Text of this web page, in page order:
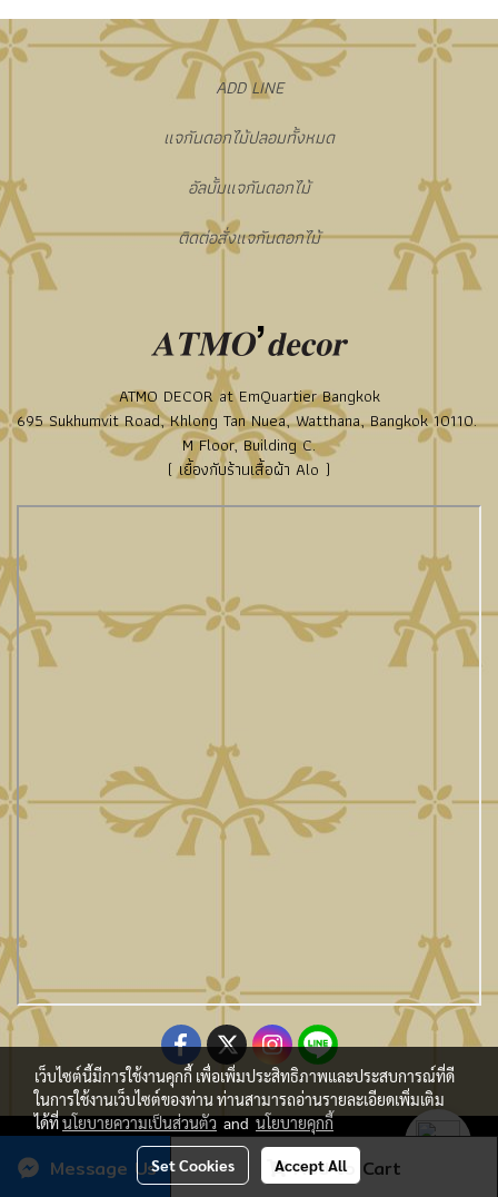
Add to Cart
Message Us
​ADD LINE
แจกันดอกไม้ปลอมทั้งหมด
อัลบั้มแจกันดอกไม้
ติดต่อสั่งแจกันดอกไม้
ATMO DECOR at EmQuartier Bangkok
695 Sukhumvit Road, Khlong Tan Nuea, Watthana, Bangkok 10110.
M Floor, Building C.
( เยื้องกับร้านเสื้อผ้า Alo )
Copy Right By Atmo Decor Co., Ltd. atmo@seveninnotech.com
Today's visitor
274
เว็บไซต์นี้มีการใช้งานคุกกี้ เพื่อเพิ่มประสิทธิภาพและประสบการณ์ที่ดี
ในการใช้งานเว็บไซต์ของท่าน ท่านสามารถอ่านรายละเอียดเพิ่มเติม
ได้ที่นโยบายความเป็นส่วนตัวandนโยบายคุกกี้
Set Cookies Accept All